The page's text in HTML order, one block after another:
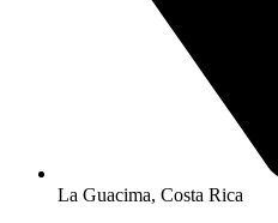
La Guacima, Costa Rica